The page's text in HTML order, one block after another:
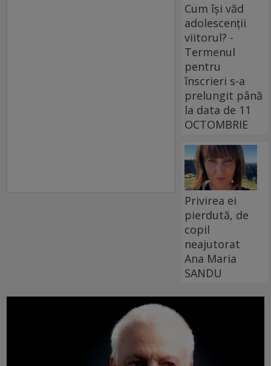
Cum își văd
adolescenții
viitorul? -
Termenul
pentru
înscrieri s-a
prelungit până
la data de 11
OCTOMBRIE
Privirea ei
pierdută, de
copil
neajutorat
Ana Maria
SANDU